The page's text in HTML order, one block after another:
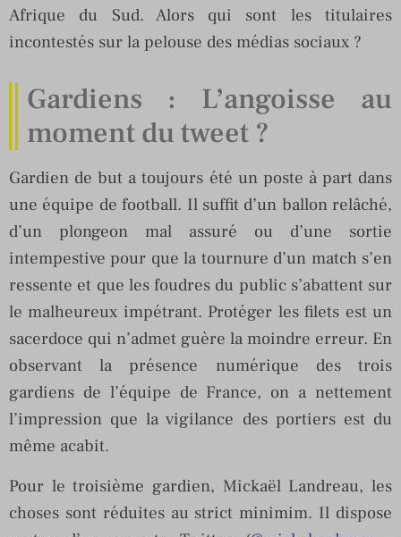
Afrique du Sud. Alors qui sont les titulaires
incontestés sur la pelouse des médias sociaux ?
Gardiens : L’angoisse au
moment du tweet ?
Gardien de but a toujours été un poste à part dans
une équipe de football. Il suffit d’un ballon relâché,
d’un plongeon mal assuré ou d’une sortie
intempestive pour que la tournure d’un match s’en
ressente et que les foudres du public s’abattent sur
le malheureux impétrant. Protéger les filets est un
sacerdoce qui n’admet guère la moindre erreur. En
observant la présence numérique des trois
gardiens de l’équipe de France, on a nettement
l’impression que la vigilance des portiers est du
même acabit.
Pour le troisième gardien, Mickaël Landreau, les
choses sont réduites au strict minimim. Il dispose